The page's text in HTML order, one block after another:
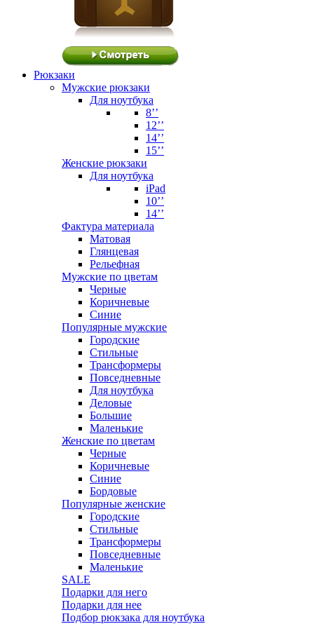
Рюкзаки
Мужские рюкзаки
Для ноутбука
8’’
12’’
14’’
15’’
Женские рюкзаки
Для ноутбука
iPad
10’’
14’’
Фактура материала
Матовая
Глянцевая
Рельефная
Мужские по цветам
Черные
Коричневые
Синие
Популярные мужские
Городские
Стильные
Трансформеры
Повседневные
Для ноутбука
Деловые
Большие
Маленькие
Женские по цветам
Черные
Коричневые
Синие
Бордовые
Популярные женские
Городские
Стильные
Трансформеры
Повседневные
Маленькие
SALE
Подарки для него
Подарки для нее
Подбор рюкзака для ноутбука